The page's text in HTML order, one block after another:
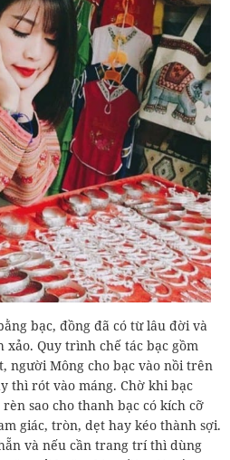
bạc, đồng đã có từ lâu đời và
Quy trình chế tác bạc gồm
người Mông cho bạc vào nồi trên
thì rót vào máng. Chờ khi bạc
sao cho thanh bạc có kích cỡ
giác, tròn, dẹt hay kéo thành sợi.
và nếu cần trang trí thì dùng